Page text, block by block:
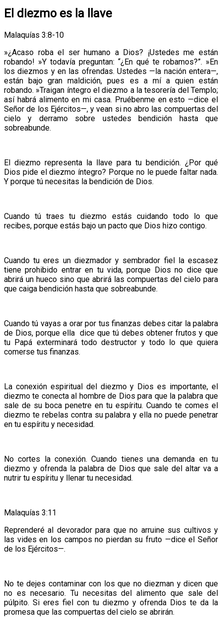
El diezmo es la llave
Malaquías 3:8-10
»¿Acaso roba el ser humano a Dios? ¡Ustedes me están
robando! »Y todavía preguntan: “¿En qué te robamos?”. »En
los diezmos y en las ofrendas. Ustedes —la nación entera—,
están bajo gran maldición, pues es a mí a quien están
robando. »Traigan íntegro el diezmo a la tesorería del Templo;
así habrá alimento en mi casa. Pruébenme en esto —dice el
Señor de los Ejércitos—, y vean si no abro las compuertas del
cielo y derramo sobre ustedes bendición hasta que
sobreabunde.
El diezmo representa la llave para tu bendición. ¿Por qué
Dios pide el diezmo íntegro? Porque no le puede faltar nada.
Y porque tú necesitas la bendición de Dios.
Cuando tú traes tu diezmo estás cuidando todo lo que
recibes, porque estás bajo un pacto que Dios hizo contigo.
Cuando tu eres un diezmador y sembrador fiel la escasez
tiene prohibido entrar en tu vida, porque Dios no dice que
abrirá un hueco sino que abrirá las compuertas del cielo para
que caiga bendición hasta que sobreabunde.
Cuando tú vayas a orar por tus finanzas debes citar la palabra
de Dios, porque ella dice que tú debes obtener frutos y que
tu Papá exterminará todo destructor y todo lo que quiera
comerse tus finanzas.
La conexión espiritual del diezmo y Dios es importante, el
diezmo te conecta al hombre de Dios para que la palabra que
sale de su boca penetre en tu espíritu. Cuando te comes el
diezmo te rebelas contra su palabra y ella no puede penetrar
en tu espíritu y necesidad.
No cortes la conexión. Cuando tienes una demanda en tu
diezmo y ofrenda la palabra de Dios que sale del altar va a
nutrir tu espíritu y llenar tu necesidad.
Malaquías 3:11
Reprenderé al devorador para que no arruine sus cultivos y
las vides en los campos no pierdan su fruto —dice el Señor
de los Ejércitos—.
No te dejes contaminar con los que no diezman y dicen que
no es necesario. Tu necesitas del alimento que sale del
púlpito. Si eres fiel con tu diezmo y ofrenda Dios te da la
promesa que las compuertas del cielo se abrirán.